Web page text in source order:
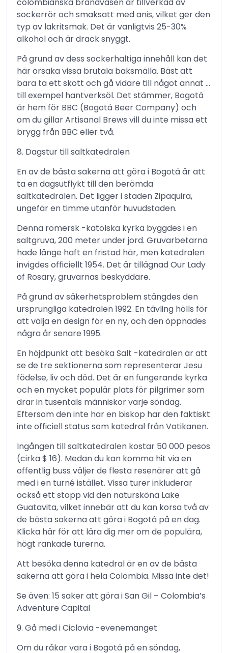
sockerrör och smaksatt med anis, vilket ger den
typ av lakritsmak. Det är vanligtvis 25-30%
alkohol och är drack snyggt.
På grund av dess sockerhaltiga innehåll kan det
här orsaka vissa brutala baksmälla. Bäst att
bara ta ett skott och gå vidare till något annat …
till exempel hantverksöl. Det stämmer, Bogotá
är hem för BBC (Bogotá Beer Company) och
om du gillar Artisanal Brews vill du inte missa ett
brygg från BBC eller två.
8. Dagstur till saltkatedralen
En av de bästa sakerna att göra i Bogotá är att
ta en dagsutflykt till den berömda
saltkatedralen. Det ligger i staden Zipaquira,
ungefär en timme utanför huvudstaden.
Denna romersk -katolska kyrka byggdes i en
saltgruva, 200 meter under jord. Gruvarbetarna
hade länge haft en fristad här, men katedralen
invigdes officiellt 1954. Det är tillägnad Our Lady
of Rosary, gruvarnas beskyddare.
På grund av säkerhetsproblem stängdes den
ursprungliga katedralen 1992. En tävling hölls för
att välja en design för en ny, och den öppnades
några år senare 1995.
En höjdpunkt att besöka Salt -katedralen är att
se de tre sektionerna som representerar Jesu
födelse, liv och död. Det är en fungerande kyrka
och en mycket populär plats för pilgrimer som
drar in tusentals människor varje söndag.
Eftersom den inte har en biskop har den faktiskt
inte officiell status som katedral från Vatikanen.
Ingången till saltkatedralen kostar 50 000 pesos
(cirka $ 16). Medan du kan komma hit via en
offentlig buss väljer de flesta resenärer att gå
med i en turné istället. Vissa turer inkluderar
också ett stopp vid den natursköna Lake
Guatavita, vilket innebär att du kan korsa två av
de bästa sakerna att göra i Bogotá på en dag.
Klicka här för att lära dig mer om de populära,
högt rankade turerna.
Att besöka denna katedral är en av de bästa
sakerna att göra i hela Colombia. Missa inte det!
Se även: 15 saker att göra i San Gil – Colombia’s
Adventure Capital
9. Gå med i Ciclovia -evenemanget
Om du råkar vara i Bogotá på en söndag,